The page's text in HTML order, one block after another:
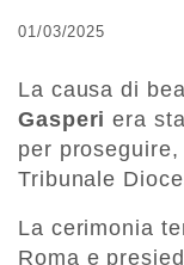
01/03/2025
La causa di
Gasperi era
per
Tribunale
La cerimonia
Roma e